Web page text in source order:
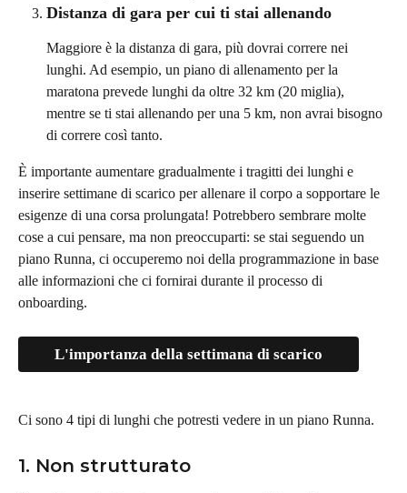
Distanza di gara per cui ti stai allenando
Maggiore è la distanza di gara, più dovrai correre nei
lunghi. Ad esempio, un piano di allenamento per la
maratona prevede lunghi da oltre 32 km (20 miglia),
mentre se ti stai allenando per una 5 km, non avrai bisogno
di correre così tanto.
È importante aumentare gradualmente i tragitti dei lunghi e
inserire settimane di scarico per allenare il corpo a sopportare le
esigenze di una corsa prolungata! Potrebbero sembrare molte
cose a cui pensare, ma non preoccuparti: se stai seguendo un
piano Runna, ci occuperemo noi della programmazione in base
alle informazioni che ci fornirai durante il processo di
onboarding.
L'importanza della settimana di scarico
Ci sono 4 tipi di lunghi che potresti vedere in un piano Runna.
1. Non strutturato